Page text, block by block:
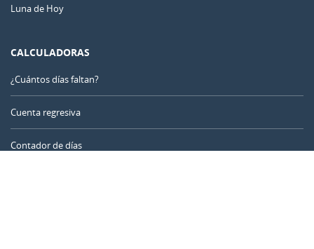
Luna de Hoy
CALCULADORAS
¿Cuántos días faltan?
Cuenta regresiva
Contador de días